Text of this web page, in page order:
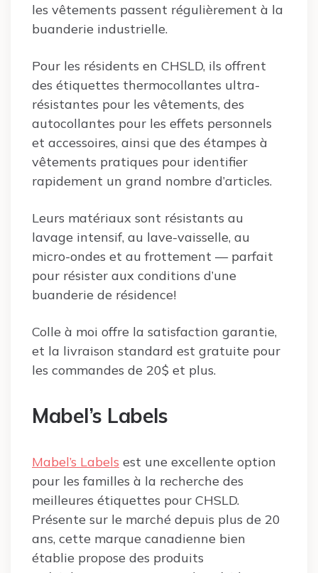
les vêtements passent régulièrement à la
buanderie industrielle.
Pour les résidents en CHSLD, ils offrent
des étiquettes thermocollantes ultra-
résistantes pour les vêtements, des
autocollantes pour les effets personnels
et accessoires, ainsi que des étampes à
vêtements pratiques pour identifier
rapidement un grand nombre d’articles.
Leurs matériaux sont résistants au
lavage intensif, au lave-vaisselle, au
micro-ondes et au frottement — parfait
pour résister aux conditions d’une
buanderie de résidence!
Colle à moi offre la satisfaction garantie,
et la livraison standard est gratuite pour
les commandes de 20$ et plus.
Mabel’s Labels
Mabel’s Labels est une excellente option
pour les familles à la recherche des
meilleures étiquettes pour CHSLD.
Présente sur le marché depuis plus de 20
ans, cette marque canadienne bien
établie propose des produits